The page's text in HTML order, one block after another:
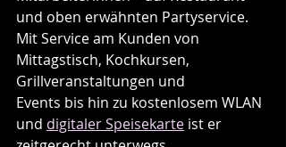
und oben erwähnten Partyservice.
Mit Service am Kunden von
Mittagstisch, Kochkursen,
Grillveranstaltungen und
Events bis hin zu kostenlosem WLAN
und digitaler Speisekarte ist er